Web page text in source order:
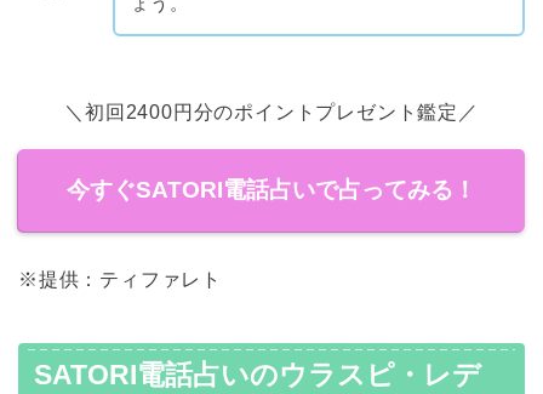
＼初回2400円分のポイントプレゼント鑑定／
今すぐSATORI電話占いで占ってみる！
※提供：ティファレト
SATORI電話占いのウラスピ・レデ